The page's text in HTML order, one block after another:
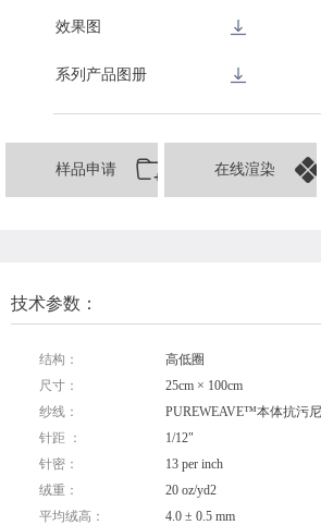
效果图
系列产品图册
样品申请 在线渲染
技术参数：
结构：
高低圈
尺寸：
25cm × 100cm
纱线：
PUREWEAVE™本体抗污
针距 ：
1/12"
针密：
13 per inch
绒重：
20 oz/yd2
平均绒高：
4.0 ± 0.5 mm